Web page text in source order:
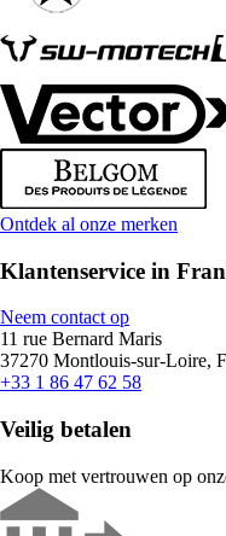
Ontdek al onze merken
Klantenservice in
Neem contact op
11 rue Bernard Maris
37270 Montlouis-sur-Loire,
+33 1 86 47 62 58
Veilig betalen
Koop met vertrouwen op